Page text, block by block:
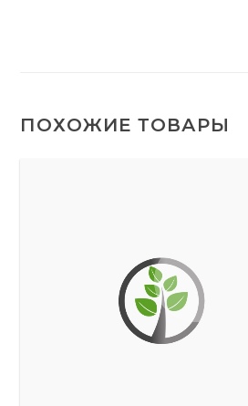
ПОХОЖИЕ ТОВАРЫ